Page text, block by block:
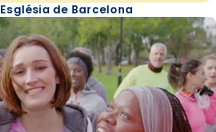
Església de Barcelona